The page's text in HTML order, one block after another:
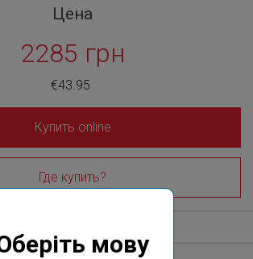
мову
Цена
2285 грн
€43.95
Купить online
Где купить?